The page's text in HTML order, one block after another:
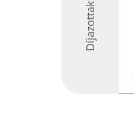
Díjazottak